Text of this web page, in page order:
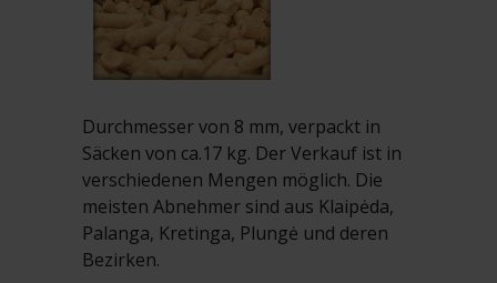
Durchmesser von 8 mm, verpackt in
Säcken von ca.17 kg. Der Verkauf ist in
verschiedenen Mengen möglich. Die
meisten Abnehmer sind aus Klaipėda,
Palanga, Kretinga, Plungė und deren
Bezirken.